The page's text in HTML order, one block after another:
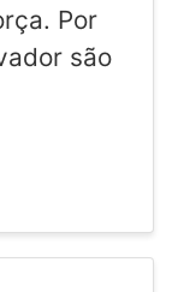
Por
são